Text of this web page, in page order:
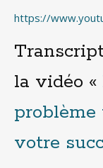
https://
la vidéo «
problème
votre